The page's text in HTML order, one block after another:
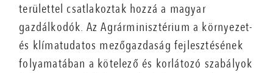
területtel csatlakoztak hozzá a magyar
gazdálkodók. Az Agrárminisztérium a környezet-
és klímatudatos mezőgazdaság fejlesztésének
folyamatában a kötelező és korlátozó szabályok